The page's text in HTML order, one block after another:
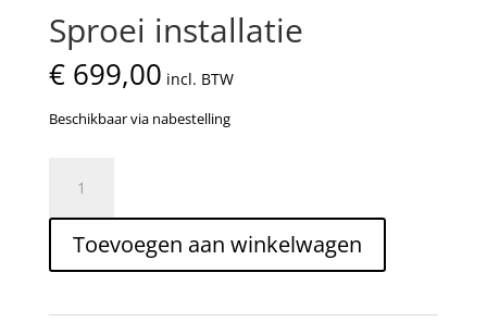
Sproei installatie
€699,00 incl. BTW
Beschikbaar via nabestelling
installatie
aantal
Toevoegen aan winkelwagen